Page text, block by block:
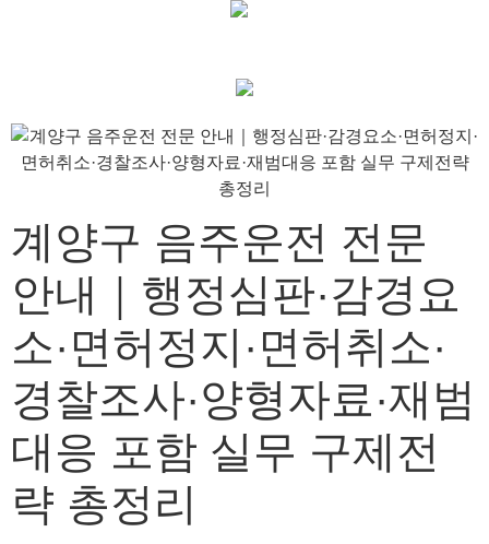
계양구 음주운전 전문
안내｜행정심판·감경요
소·면허정지·면허취소·
경찰조사·양형자료·재범
대응 포함 실무 구제전
략 총정리